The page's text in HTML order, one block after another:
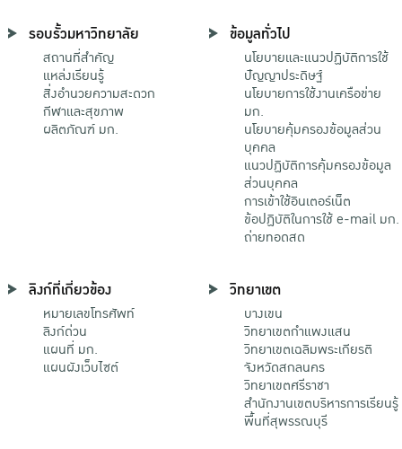
รอบรั้วมหาวิทยาลัย
สถานที่สำคัญ
แหล่งเรียนรู้
สิ่งอำนวยความสะดวก
กีฬาและสุขภาพ
ผลิตภัณฑ์ มก.
ข้อมูลทั่วไป
นโยบายและแนวปฏิบัติการใช้
ปัญญาประดิษฐ์
นโยบายการใช้งานเครือข่าย
มก.
นโยบายคุ้มครองข้อมูลส่วน
บุคคล
แนวปฏิบัติการคุ้มครองข้อมูล
ส่วนบุคคล
การเข้าใช้อินเตอร์เน็ต
ข้อปฏิบัติในการใช้ e-mail มก.
ถ่ายทอดสด
ลิงก์ที่เกี่ยวข้อง
หมายเลขโทรศัพท์
ลิงก์ด่วน
แผนที่ มก.
แผนผังเว็บไซต์
วิทยาเขต
บางเขน
วิทยาเขตกําแพงแสน
วิทยาเขตเฉลิมพระเกียรติ
จังหวัดสกลนคร
วิทยาเขตศรีราชา
สำนักงานเขตบริหารการเรียนรู้
พื้นที่สุพรรณบุรี